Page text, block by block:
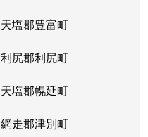
天塩郡豊富町
利尻郡利尻町
天塩郡幌延町
網走郡津別町